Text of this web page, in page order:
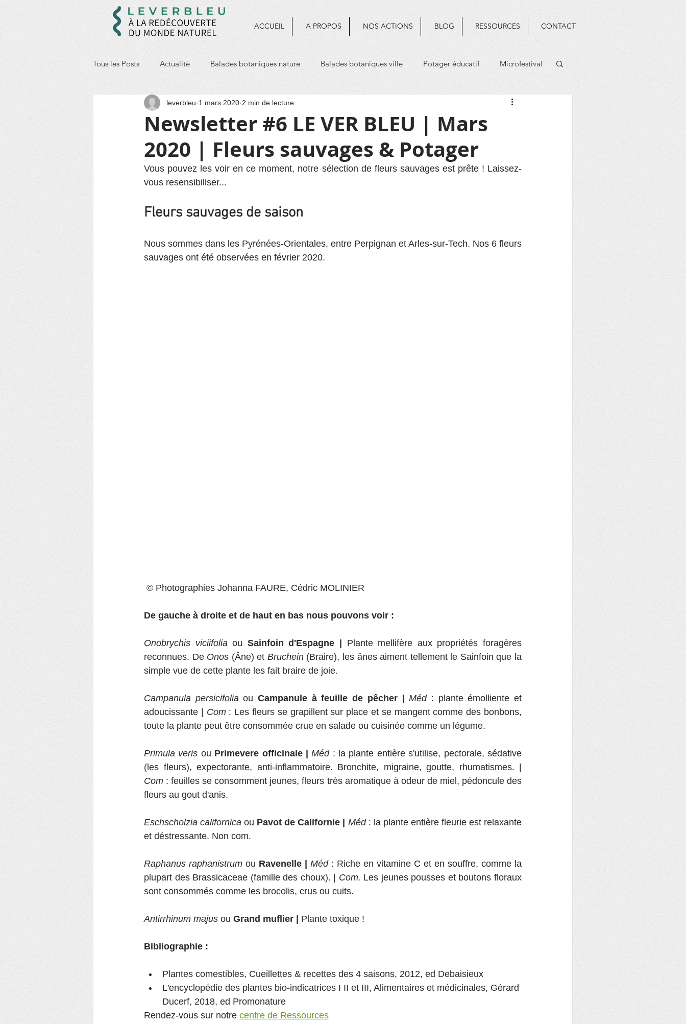
ACCUEIL A PROPOS NOS ACTIONS BLOG RESSOURCES CONTACT
Tous les Posts Actualité Balades botaniques nature Balades botaniques ville Potager éducatif Microfestival
Prévention des déchets Entomologie
Newsletter #6 LE VER BLEU | Mars
2020 | Fleurs sauvages & Potager
leverbleu 1 mars 2020 2 min de lecture
Vous pouvez les voir en ce moment, notre sélection de fleurs sauvages est prête ! Laissez-
vous resensibiliser...
Fleurs sauvages de saison
Nous sommes dans les Pyrénées-Orientales, entre Perpignan et Arles-sur-Tech. Nos 6 fleurs
sauvages ont été observées en février 2020.
© Photographies Johanna FAURE, Cédric MOLINIER
De gauche à droite et de haut en bas nous pouvons voir :
Onobrychis viciifolia ou Sainfoin d'Espagne | Plante mellifère aux propriétés foragères
reconnues. De Onos (Âne) et Bruchein (Braire), les ânes aiment tellement le Sainfoin que la
simple vue de cette plante les fait braire de joie.
Campanula persicifolia ou Campanule à feuille de pêcher | Méd : plante émolliente et
adoucissante | Com : Les fleurs se grapillent sur place et se mangent comme des bonbons,
toute la plante peut être consommée crue en salade ou cuisinée comme un légume.
Primula veris ou Primevere officinale | Méd : la plante entière s'utilise, pectorale, sédative
Com : feuilles se consomment jeunes, fleurs très aromatique à odeur de miel, pédoncule des
fleurs au gout d'anis.
Eschscholzia californica ou Pavot de Californie | Méd : la plante entière fleurie est relaxante
et déstressante. Non com.
Raphanus raphanistrum ou Ravenelle | Méd : Riche en vitamine C et en souffre, comme la
plupart des Brassicaceae (famille des choux). | Com. Les jeunes pousses et boutons floraux
sont consommés comme les brocolis, crus ou cuits.
Antirrhinum majus ou Grand muflier | Plante toxique !
Bibliographie :
Plantes comestibles, Cueillettes & recettes des 4 saisons, 2012, ed Debaisieux
L'encyclopédie des plantes bio-indicatrices I II et III, Alimentaires et médicinales, Gérard
Ducerf, 2018, ed Promonature
Rendez-vous sur notre centre de Ressources